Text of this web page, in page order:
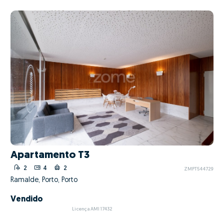
Apartamento T3
2 4 2 ZMPT544729
Ramalde, Porto, Porto
Vendido
Licença AMI 17432